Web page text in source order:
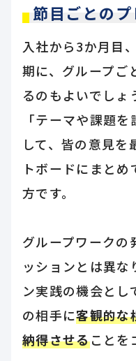
節目ごとの
入社から3か月目
期に、グループご
るのもよいでしょ
「テーマや課題
して、皆の意見を
トボードにまと
方です。
グループワークの
ッションとは異な
ン実践の機会とし
の相手に客観的な
納得させることを